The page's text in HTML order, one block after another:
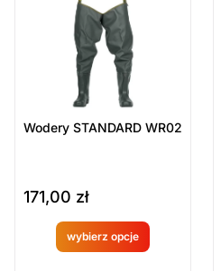
Wodery STANDARD WR02
171,00 zł
wybierz opcje
Produkt